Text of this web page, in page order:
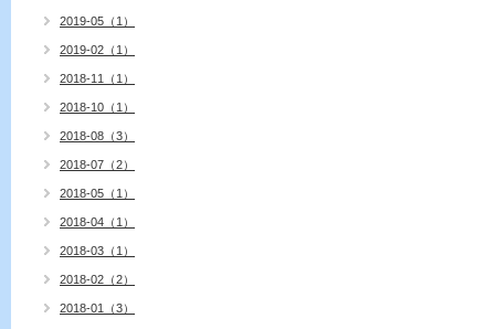
2019-05（1）
2019-02（1）
2018-11（1）
2018-10（1）
2018-08（3）
2018-07（2）
2018-05（1）
2018-04（1）
2018-03（1）
2018-02（2）
2018-01（3）